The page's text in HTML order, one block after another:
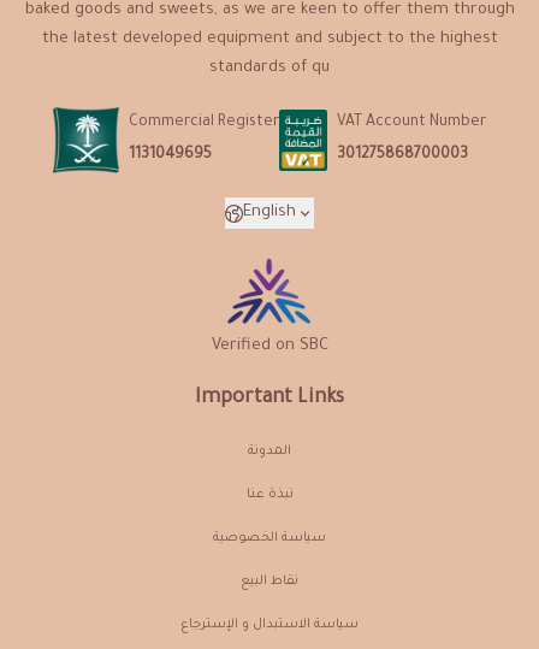
Important Links
المدونة
نبذة عنـا
سياسة الخصوصية
نقاط البيع
سياسة الاستبدال و الإسترجاع
baked goods and sweets, as we are keen to offer them through
the latest developed equipment and subject to the highest
standards of qu
Commercial Register
1131049695
VAT Account Number
301275868700003
English
Verified on SBC